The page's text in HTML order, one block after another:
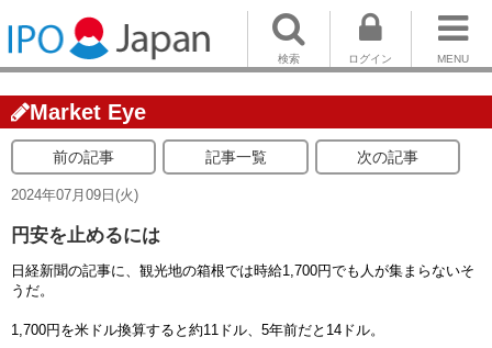
MENU
ログイン
検索
Market Eye
前の記事 記事一覧 次の記事
2024年07月09日(火)
円安を止めるには
日経新聞の記事に、観光地の箱根では時給1,700円でも人が集まらないそ
うだ。
1,700円を米ドル換算すると約11ドル、5年前だと14ドル。